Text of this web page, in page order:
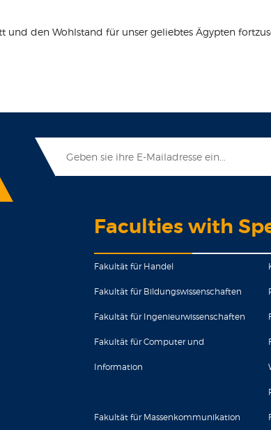
den Wohlstand für unser geliebtes Ägypten
Faculties with
Fakultät für Handel
Fakultät für Bildungswissenschaften
Fakultät für Ingenieurwissenschaften
Fakultät für Computer und
Information
Fakultät für Massenkommunikation